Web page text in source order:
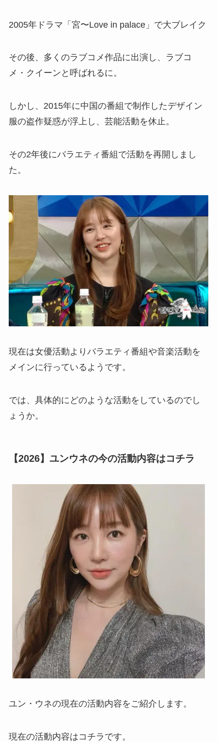
2005年ドラマ「宮〜Love in palace」で大ブレイク
その後、多くのラブコメ作品に出演し、ラブコ
メ・クイーンと呼ばれるに。
しかし、2015年に中国の番組で制作したデザイン
服の盗作疑惑が浮上し、芸能活動を休止。
その2年後にバラエティ番組で活動を再開しまし
た。
現在は女優活動よりバラエティ番組や音楽活動を
メインに行っているようです。
では、具体的にどのような活動をしているのでし
ょうか。
【2026】ユンウネの今の活動内容はコチラ
ユン・ウネの現在の活動内容をご紹介します。
現在の活動内容はコチラです。